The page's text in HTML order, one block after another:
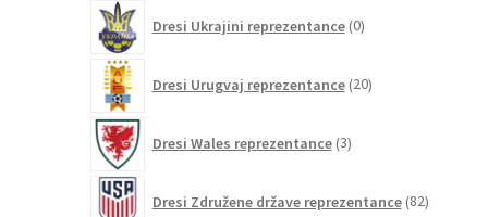
Dresi Ukrajini reprezentance 0izdelkov
Dresi Urugvaj reprezentance 20izdelkov
Dresi Wales reprezentance 3izdelki
Dresi Združene države reprezentance 82izdelkov